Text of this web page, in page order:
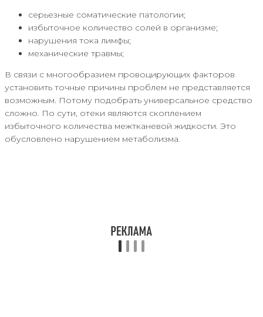
серьезные соматические патологии;
избыточное количество солей в организме;
нарушения тока лимфы;
механические травмы;
В связи с многообразием провоцирующих факторов
установить точные причины проблем не представляется
возможным. Потому подобрать универсальное средство
сложно. По сути, отеки являются скоплением
избыточного количества межтканевой жидкости. Это
обусловлено нарушением метаболизма.